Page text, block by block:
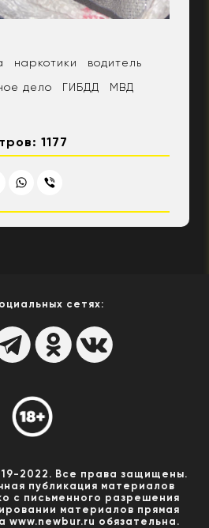
наркотики
водитель
дело ГИБДД
МВД
1177
сетях:
2022. Все права защищены.
публикация материалов
с письменного разрешения
материалов прямая
www.newbur.ru обязательна.